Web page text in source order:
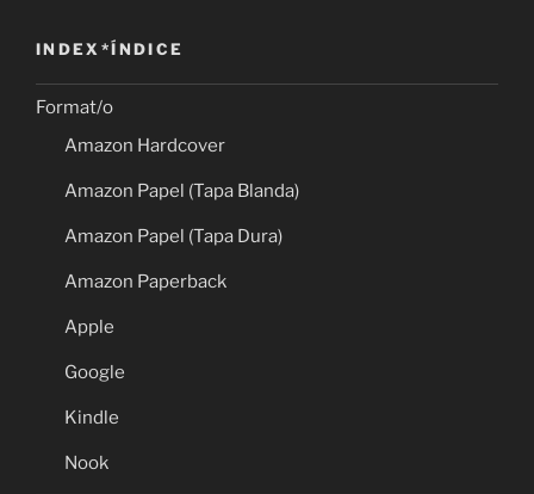
INDEX*ÍNDICE
Format/o
Amazon Hardcover
Amazon Papel (Tapa Blanda)
Amazon Papel (Tapa Dura)
Amazon Paperback
Apple
Google
Kindle
Nook